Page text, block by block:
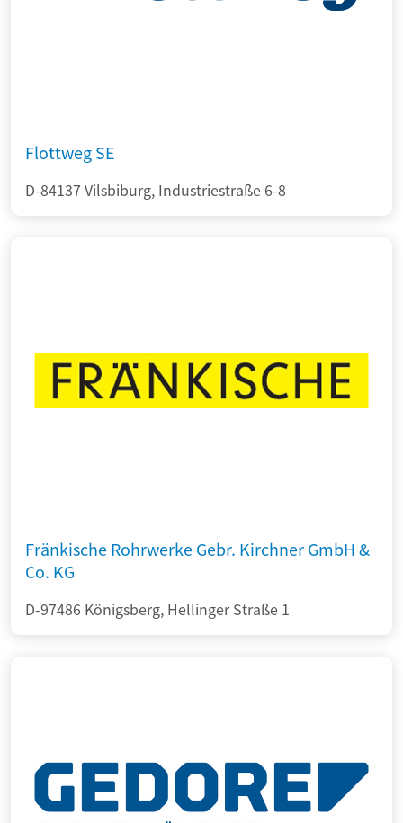
Flottweg SE
D-84137 Vilsbiburg, Industriestraße 6-8
Fränkische Rohrwerke Gebr. Kirchner GmbH &
Co. KG
D-97486 Königsberg, Hellinger Straße 1